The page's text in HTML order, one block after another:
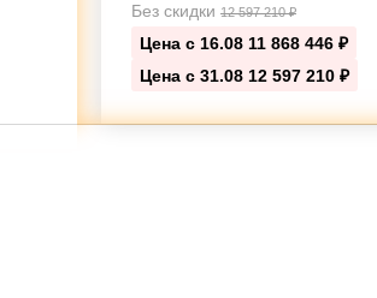
Без скидки 12 597 210₽
Цена с 16.08 11 868 446 ₽
Цена с 31.08 12 597 210 ₽